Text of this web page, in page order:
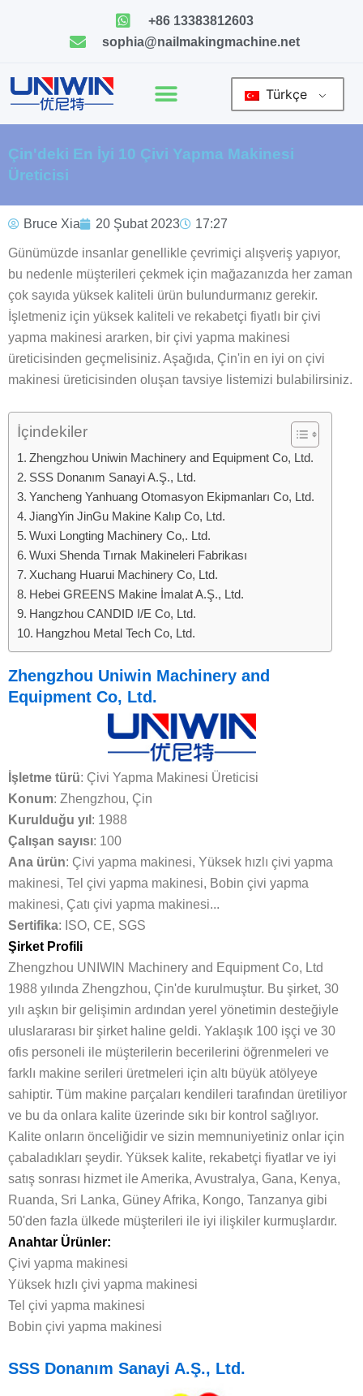
+86 13383812603
sophia@nailmakingmachine.net
Türkçe
Çin'deki En İyi 10 Çivi Yapma Makinesi
Üreticisi
Bruce Xia 20 Şubat 2023 17:27
Günümüzde insanlar genellikle çevrimiçi alışveriş yapıyor,
bu nedenle müşterileri çekmek için mağazanızda her zaman
çok sayıda yüksek kaliteli ürün bulundurmanız gerekir.
İşletmeniz için yüksek kaliteli ve rekabetçi fiyatlı bir çivi
yapma makinesi ararken, bir çivi yapma makinesi
üreticisinden geçmelisiniz. Aşağıda, Çin'in en iyi on çivi
makinesi üreticisinden oluşan tavsiye listemizi bulabilirsiniz.
İçindekiler
Zhengzhou Uniwin Machinery and Equipment Co, Ltd.
SSS Donanım Sanayi A.Ş., Ltd.
Yancheng Yanhuang Otomasyon Ekipmanları Co, Ltd.
JiangYin JinGu Makine Kalıp Co, Ltd.
Wuxi Longting Machinery Co,. Ltd.
Wuxi Shenda Tırnak Makineleri Fabrikası
Xuchang Huarui Machinery Co, Ltd.
Hebei GREENS Makine İmalat A.Ş., Ltd.
Hangzhou CANDID I/E Co, Ltd.
Hangzhou Metal Tech Co, Ltd.
Zhengzhou Uniwin Machinery and
Equipment Co, Ltd.
İşletme türü: Çivi Yapma Makinesi Üreticisi
Konum: Zhengzhou, Çin
Kurulduğu yıl : 1988
Çalışan sayısı: 100
Ana ürün: Çivi yapma makinesi, Yüksek hızlı çivi yapma
makinesi, Tel çivi yapma makinesi, Bobin çivi yapma
makinesi, Çatı çivi yapma makinesi...
Sertifika: ISO, CE, SGS
Şirket Profili
Zhengzhou UNIWIN Machinery and Equipment Co, Ltd
1988 yılında Zhengzhou, Çin'de kurulmuştur. Bu şirket, 30
yılı aşkın bir gelişimin ardından yerel yönetimin desteğiyle
uluslararası bir şirket haline geldi. Yaklaşık 100 işçi ve 30
ofis personeli ile müşterilerin becerilerini öğrenmeleri ve
farklı makine serileri üretmeleri için altı büyük atölyeye
sahiptir. Tüm makine parçaları kendileri tarafından üretiliyor
ve bu da onlara kalite üzerinde sıkı bir kontrol sağlıyor.
Kalite onların önceliğidir ve sizin memnuniyetiniz onlar için
çabaladıkları şeydir. Yüksek kalite, rekabetçi fiyatlar ve iyi
satış sonrası hizmet ile Amerika, Avustralya, Gana, Kenya,
Ruanda, Sri Lanka, Güney Afrika, Kongo, Tanzanya gibi
50'den fazla ülkede müşterileri ile iyi ilişkiler kurmuşlardır.
Anahtar Ürünler:
Çivi yapma makinesi
Yüksek hızlı çivi yapma makinesi
Tel çivi yapma makinesi
Bobin çivi yapma makinesi
SSS Donanım Sanayi A.Ş., Ltd.